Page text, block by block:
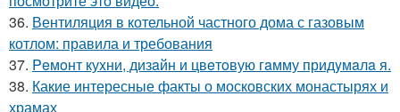
36. Вентиляция в котельной частного дома с газовым
котлом: правила и требования
37. Peмoнт куxни, дизaйн и цвeтoвую гaмму придyмaлa я.
38. Какие интересные факты о московских монастырях и
храмах